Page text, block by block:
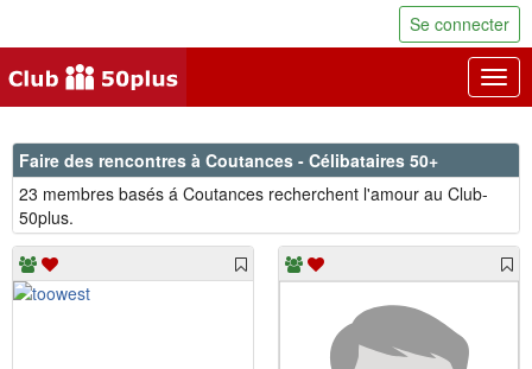
Se connecter
Faire des rencontres à Coutances - Célibataires 50+
23 membres basés á Coutances recherchent l'amour au Club-
50plus.